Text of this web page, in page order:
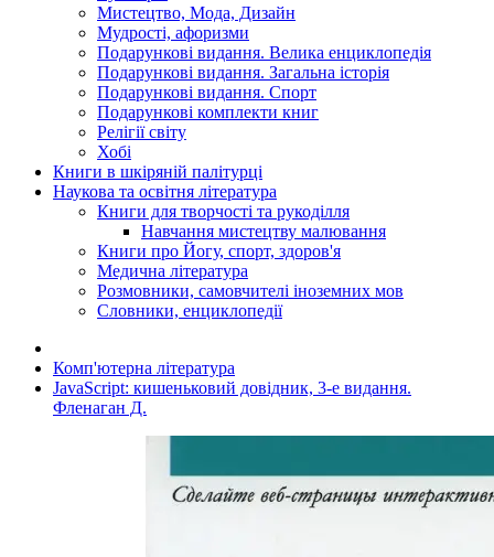
Мистецтво, Мода, Дизайн
Мудрості, афоризми
Подарункові видання. Велика енциклопедія
Подарункові видання. Загальна історія
Подарункові видання. Спорт
Подарункові комплекти книг
Релігії світу
Хобі
Книги в шкіряній палітурці
Наукова та освітня література
Книги для творчості та рукоділля
Навчання мистецтву малювання
Книги про Йогу, спорт, здоров'я
Медична література
Розмовники, самовчителі іноземних мов
Словники, енциклопедії
Комп'ютерна література
JavaScript: кишеньковий довідник, 3-е видання.
Фленаган Д.